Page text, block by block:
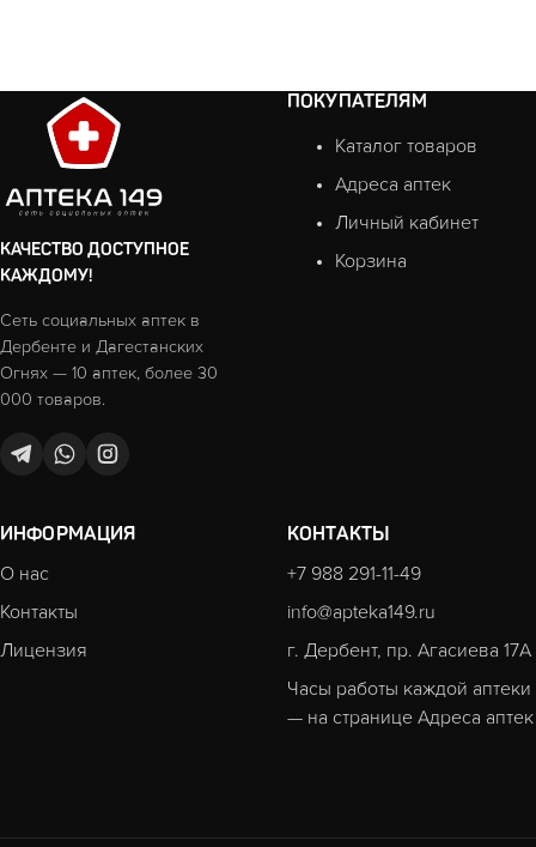
КАЧЕСТВО ДОСТУПНОЕ
КАЖДОМУ!
Сеть социальных аптек в
Дербенте и Дагестанских
Огнях — 10 аптек, более 30
000 товаров.
ПОКУПАТЕЛЯМ
Каталог товаров
Адреса аптек
Личный кабинет
Корзина
ИНФОРМАЦИЯ
О нас
Контакты
Лицензия
КОНТАКТЫ
+7 988 291-11-49
info@apteka149.ru
г. Дербент, пр. Агасиева 17А
Часы работы каждой аптеки
— на странице Адреса аптек